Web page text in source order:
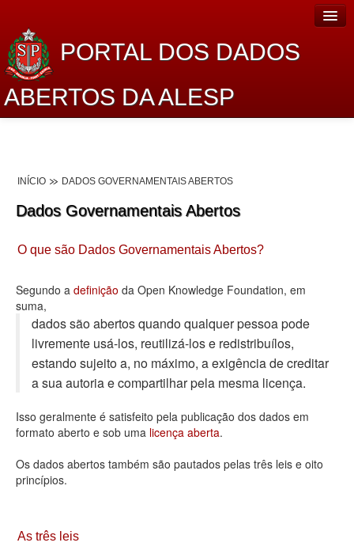
PORTAL DOS DADOS
ABERTOS DA ALESP
Lei de Acesso à Informação
Dados Governamentais Abertos
Planejamento
Catálogo de dados
Processo Legislativo
Deputados Estaduais
Administração
Legislação
Agenda
Contato
INÍCIO DADOS GOVERNAMENTAIS ABERTOS
Dados Governamentais Abertos
O que são Dados Governamentais Abertos?
Segundo a definição da Open Knowledge Foundation, em
suma,
dados são abertos quando qualquer pessoa pode
livremente usá-los, reutilizá-los e redistribuí­los,
estando sujeito a, no máximo, a exigência de creditar
a sua autoria e compartilhar pela mesma licença.
Isso geralmente é satisfeito pela publicação dos dados em
formato aberto e sob uma licença aberta.
Os dados abertos também são pautados pelas três leis e oito
princípios.
As três leis